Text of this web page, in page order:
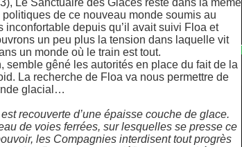
de ce nouveau monde soumis au
depuis qu’il avait suivi Floa et
un peu plus la tension dans laquelle vit
un monde où le train est tout.
semble gêné les autorités en place du fait de la
La recherche de Floa va nous permettre de
glacial…
recouverte d’une épaisse couche de glace.
de voies ferrées, sur lesquelles se presse ce
les Compagnies interdisent tout progrès